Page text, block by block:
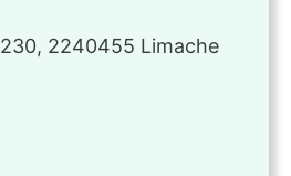
2240455 Limache